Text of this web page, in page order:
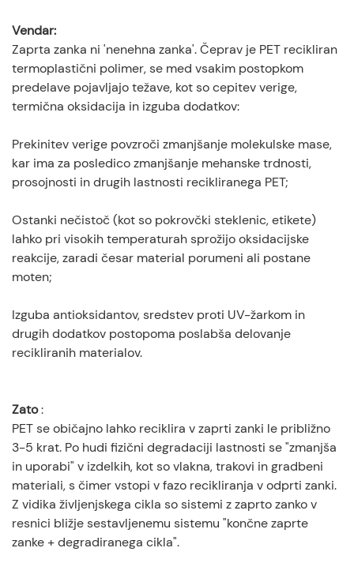
Vendar:
Zaprta zanka ni 'nenehna zanka'. Čeprav je PET recikliran
termoplastični polimer, se med vsakim postopkom
predelave pojavljajo težave, kot so cepitev verige,
termična oksidacija in izguba dodatkov:
Prekinitev verige povzroči zmanjšanje molekulske mase,
kar ima za posledico zmanjšanje mehanske trdnosti,
prosojnosti in drugih lastnosti recikliranega PET;
Ostanki nečistoč (kot so pokrovčki steklenic, etikete)
lahko pri visokih temperaturah sprožijo oksidacijske
reakcije, zaradi česar material porumeni ali postane
moten;
Izguba antioksidantov, sredstev proti UV-žarkom in
drugih dodatkov postopoma poslabša delovanje
recikliranih materialov.
Zato:
PET se običajno lahko reciklira v zaprti zanki le približno
3-5 krat. Po hudi fizični degradaciji lastnosti se "zmanjša
in uporabi" v izdelkih, kot so vlakna, trakovi in ​​gradbeni
materiali, s čimer vstopi v fazo recikliranja v odprti zanki.
Z vidika življenjskega cikla so sistemi z zaprto zanko v
resnici bližje sestavljenemu sistemu "končne zaprte
zanke + degradiranega cikla".